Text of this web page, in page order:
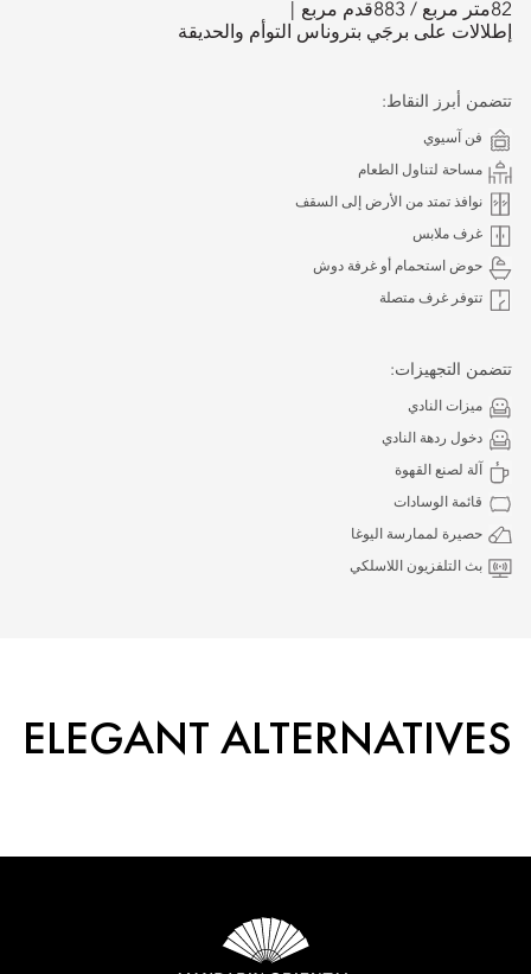
82متر مربع / 883قدم مربع
إطلالات على برجَي بتروناس التوأم والحديقة
تتضمن أبرز النقاط:
فن آسيوي
مساحة لتناول الطعام
نوافذ تمتد من الأرض إلى السقف
غرف ملابس
حوض استحمام أو غرفة دوش
تتوفر غرف متصلة
تتضمن التجهيزات:
ميزات النادي
دخول ردهة النادي
آلة لصنع القهوة
قائمة الوسادات
حصيرة لممارسة اليوغا
بث التلفزيون اللاسلكي
ELEGANT ALTERNATIVES